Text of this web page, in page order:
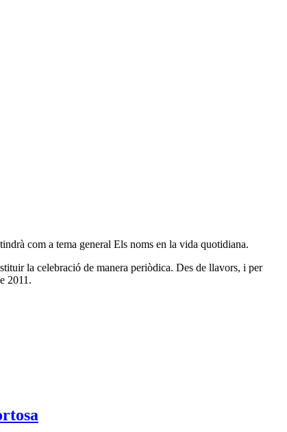
com a tema general Els noms en la vida quotidiana.
la celebració de manera periòdica. Des de llavors, i per
2011.